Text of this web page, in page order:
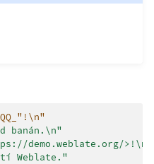
banán.\n"
demo.weblate.org/>!\n"
Weblate."